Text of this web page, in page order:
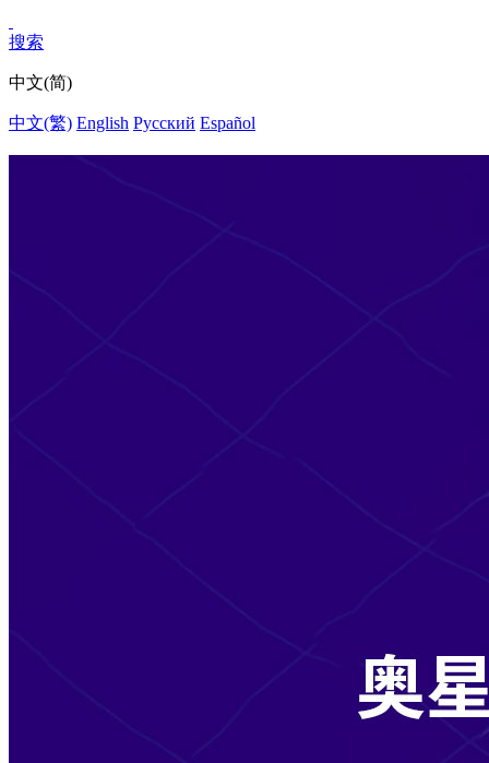
搜索
中文(简)
中文(繁) English Pусский Español